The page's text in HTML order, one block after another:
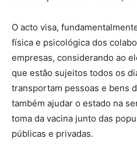
O acto visa,
física e psicológica dos
empresas, considerando ao
que estão sujeitos todos os
transportam pessoas e bens
também ajudar o estado na
toma da vacina junto das
públicas e privadas.